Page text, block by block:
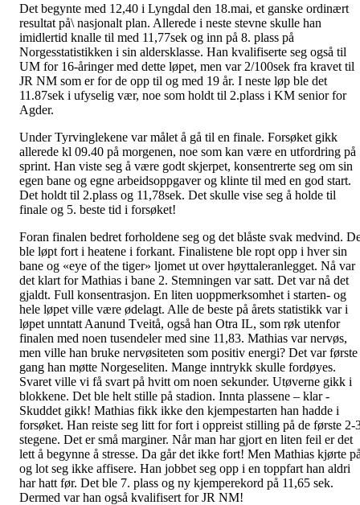
Det begynte med 12,40 i Lyngdal den 18.mai, et ganske ordinært
resultat på\ nasjonalt plan. Allerede i neste stevne skulle han
imidlertid knalle til med 11,77sek og inn på 8. plass på
Norgesstatistikken i sin aldersklasse. Han kvalifiserte seg også til
UM for 16-åringer med dette løpet, men var 2/100sek fra kravet til
JR NM som er for de opp til og med 19 år. I neste løp ble det
11.87sek i ufyselig vær, noe som holdt til 2.plass i KM senior for
Agder.
Under Tyrvinglekene var målet å gå til en finale. Forsøket gikk
allerede kl 09.40 på morgenen, noe som kan være en utfordring på
sprint. Han viste seg å være godt skjerpet, konsentrerte seg om sin
egen bane og egne arbeidsoppgaver og klinte til med en god start.
Det holdt til 2.plass og 11,78sek. Det skulle vise seg å holde til
finale og 5. beste tid i forsøket!
Foran finalen bedret forholdene seg og det blåste svak medvind.
ble løpt fort i heatene i forkant. Finalistene ble ropt opp i hver sin
bane og «eye of the tiger» ljomet ut over høyttaleranlegget. Nå var
det klart for Mathias i bane 2. Stemningen var satt. Det var nå det
gjaldt. Full konsentrasjon. En liten uoppmerksomhet i starten- og
hele løpet ville være ødelagt. Alle de beste på årets statistikk var i
løpet unntatt Aanund Tveitå, også han Otra IL, som røk utenfor
finalen med noen tusendeler med sine 11,83. Mathias var nervøs,
men ville han bruke nervøsiteten som positiv energi? Det var første
gang han møtte Norgeseliten. Mange inntrykk skulle fordøyes.
Svaret ville vi få svart på hvitt om noen sekunder. Utøverne gikk i
blokkene. Det ble helt stille på stadion. Innta plassene – klar -
Skuddet gikk! Mathias fikk ikke den kjempestarten han hadde i
forsøket. Han reiste seg litt for fort i oppreist stilling på de første 2-
stegene. Det er små marginer. Når man har gjort en liten feil er det
lett å begynne å stresse. Da går det ikke fort! Men Mathias kjørte
og lot seg ikke affisere. Han jobbet seg opp i en toppfart han aldri
har hatt før. Det ble 7. plass og ny kjemperekord på 11,65 sek.
Dermed var han også kvalifisert for JR NM!